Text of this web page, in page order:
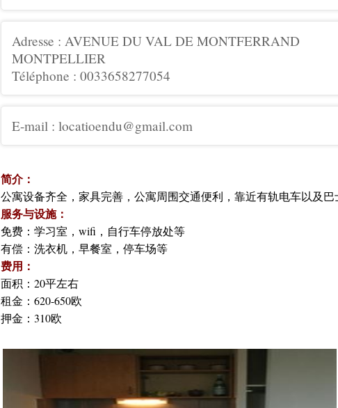
Adresse : AVENUE DU VAL DE MONTFERRAND
MONTPELLIER
Téléphone : 0033658277054
E-mail : locatioendu@gmail.com
简介：
公寓设备齐全，家具完善，公寓周围交通便利，靠近有轨电车以及
服务与设施：
免费：学习室，wifi，自行车停放处等
有偿：洗衣机，早餐室，停车场等
费用：
面积：20平左右
租金：620-650欧
押金：310欧